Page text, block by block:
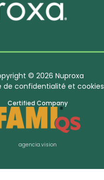
© 2026 Nuproxa
de confidentialité et cookies
Certified Company
agencia.vision